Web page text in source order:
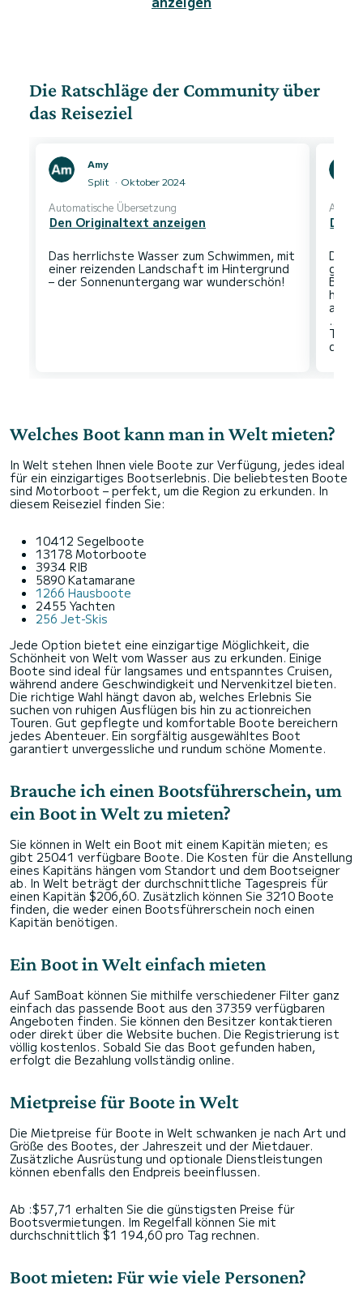
Die Ratschläge der Community über
das Reiseziel
Amy
Split
Oktober 2024
Automatische Übersetzung
Den Originaltext anzeigen
Das herrlichste Wasser zum Schwimmen, mit
einer reizenden Landschaft im Hintergrund
Den
Der
... für
Welches Boot kann man in Welt mieten?
In Welt stehen Ihnen viele Boote zur Verfügung, jedes ideal
für ein einzigartiges Bootserlebnis. Die beliebtesten Boote
sind Motorboot – perfekt, um die Region zu erkunden. In
diesem Reiseziel finden Sie:
10412 Segelboote
13178 Motorboote
3934 RIB
5890 Katamarane
1266 Hausboote
2455 Yachten
256 Jet-Skis
Jede Option bietet eine einzigartige Möglichkeit, die
Schönheit von Welt vom Wasser aus zu erkunden. Einige
Boote sind ideal für langsames und entspanntes Cruisen,
während andere Geschwindigkeit und Nervenkitzel bieten.
Die richtige Wahl hängt davon ab, welches Erlebnis Sie
suchen von ruhigen Ausflügen bis hin zu actionreichen
Touren. Gut gepflegte und komfortable Boote bereichern
jedes Abenteuer. Ein sorgfältig ausgewähltes Boot
garantiert unvergessliche und rundum schöne Momente.
Brauche ich einen Bootsführerschein, um
ein Boot in Welt zu mieten?
Sie können in Welt ein Boot mit einem Kapitän mieten; es
gibt 25041 verfügbare Boote. Die Kosten für die Anstellung
eines Kapitäns hängen vom Standort und dem Bootseigner
ab. In Welt beträgt der durchschnittliche Tagespreis für
einen Kapitän $206,60. Zusätzlich können Sie 3210 Boote
finden, die weder einen Bootsführerschein noch einen
Kapitän benötigen.
Ein Boot in Welt einfach mieten
Auf SamBoat können Sie mithilfe verschiedener Filter ganz
einfach das passende Boot aus den 37359 verfügbaren
Angeboten finden. Sie können den Besitzer kontaktieren
oder direkt über die Website buchen. Die Registrierung ist
völlig kostenlos. Sobald Sie das Boot gefunden haben,
erfolgt die Bezahlung vollständig online.
Mietpreise für Boote in Welt
Die Mietpreise für Boote in Welt schwanken je nach Art und
Größe des Bootes, der Jahreszeit und der Mietdauer.
Zusätzliche Ausrüstung und optionale Dienstleistungen
können ebenfalls den Endpreis beeinflussen.
Ab :$57,71 erhalten Sie die günstigsten Preise für
Bootsvermietungen. Im Regelfall können Sie mit
durchschnittlich $1 194,60 pro Tag rechnen.
Boot mieten: Für wie viele Personen?